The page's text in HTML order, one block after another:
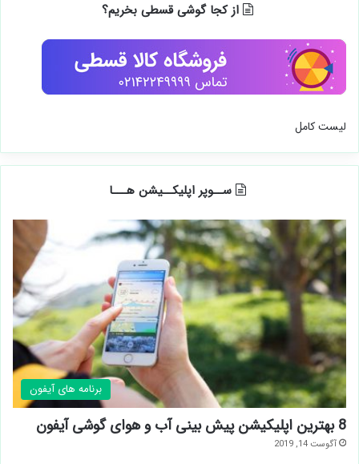
از کجا گوشی قسطی بخریم؟
لیست کامل
ســوپر اپلیکــیشن هـــا
برنامه های آیفون
8 بهترین اپلیکیشن پیش بینی آب و هوای گوشی آیفون
آگوست 14, 2019